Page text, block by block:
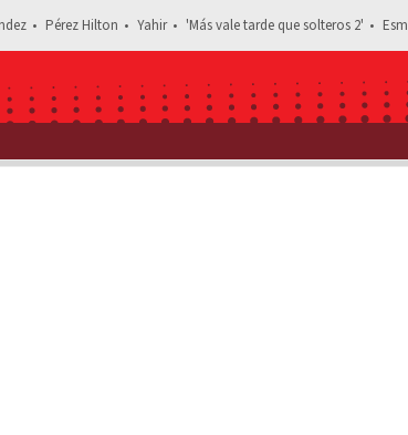
Pérez Hilton Yahir 'Más vale tarde que solteros 2'
Estás leyendo: Tania Ruiz